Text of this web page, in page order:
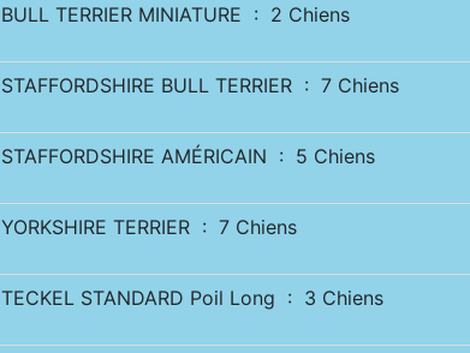
BULL TERRIER MINIATURE : 2 Chiens
STAFFORDSHIRE BULL TERRIER : 7 Chiens
STAFFORDSHIRE AMÉRICAIN : 5 Chiens
YORKSHIRE TERRIER : 7 Chiens
TECKEL STANDARD Poil Long : 3 Chiens